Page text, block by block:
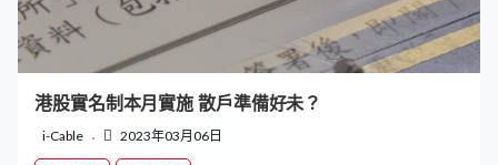
港股實名制本月實施 散戶準備好未？
i-Cable 2023年03月06日